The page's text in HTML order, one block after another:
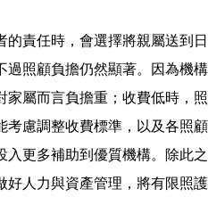
責任時，會選擇將親屬送到日
過照顧負擔仍然顯著。因為機構
家屬而言負擔重；收費低時，照
考慮調整收費標準，以及各照顧
入更多補助到優質機構。除此之
好人力與資產管理，將有限照護